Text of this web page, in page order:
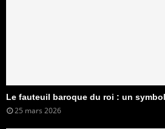
Le fauteuil baroque du roi : un
25 mars 2026